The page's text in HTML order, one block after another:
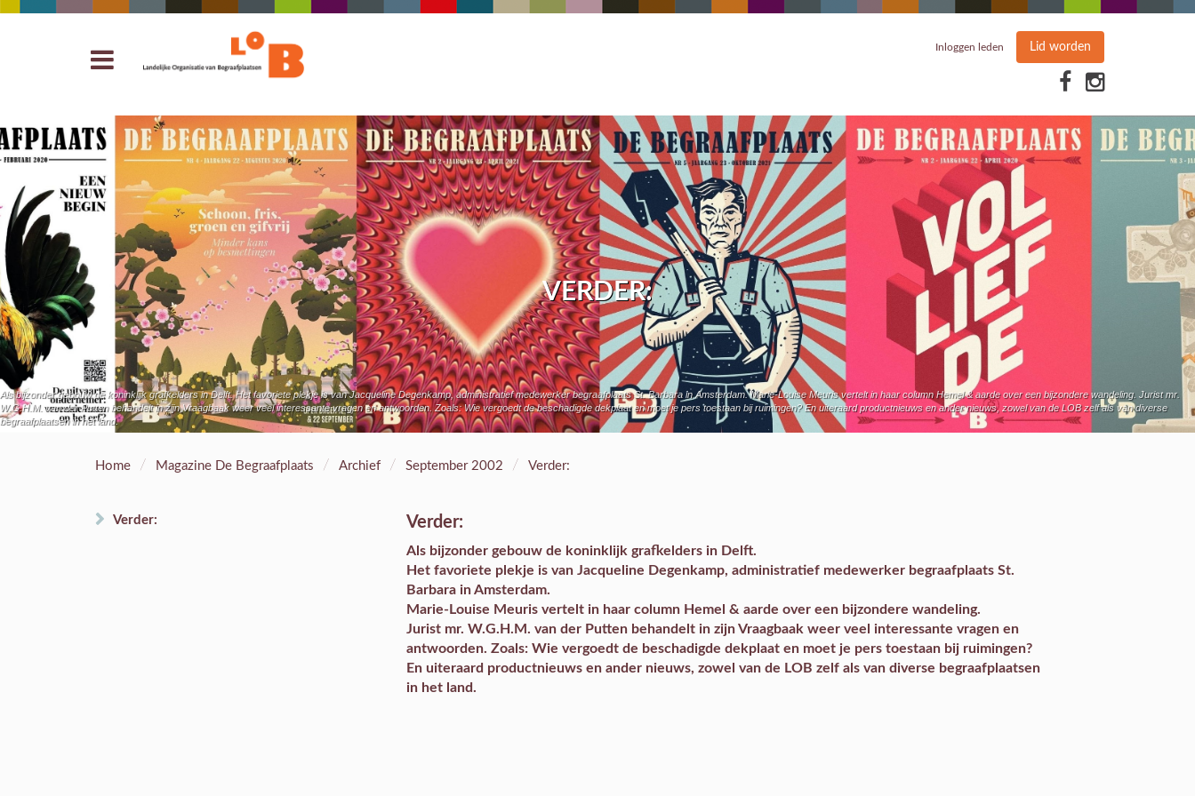
Inloggen leden Lid worden
VERDER:
Als bijzonder gebouw de koninklijk grafkelders in Delft. Het favoriete plekje is van Jacqueline Degenkamp, administratief medewerker begraafplaats St. Barbara in Amsterdam. Marie-Louise Meuris vertelt in haar column Hemel & aarde over een bijzondere wandeling. Jurist mr.
W.G.H.M. van der Putten behandelt in zijn Vraagbaak weer veel interessante vragen en antwoorden. Zoals: Wie vergoedt de beschadigde dekplaat en moet je pers toestaan bij ruimingen? En uiteraard productnieuws en ander nieuws, zowel van de LOB zelf als van diverse
begraafplaatsen in het land.
Home / Magazine De Begraafplaats / Archief / September 2002 / Verder:
Verder: Verder:
Als bijzonder gebouw de koninklijk grafkelders in Delft.
Het favoriete plekje is van Jacqueline Degenkamp, administratief medewerker begraafplaats St.
Barbara in Amsterdam.
Marie-Louise Meuris vertelt in haar column Hemel & aarde over een bijzondere wandeling.
Jurist mr. W.G.H.M. van der Putten behandelt in zijnVraagbaak weer veel interessante vragen en
antwoorden. Zoals: Wie vergoedt de beschadigde dekplaat en moet je pers toestaan bij ruimingen?
En uiteraard productnieuws en ander nieuws, zowel van de LOB zelf als van diverse begraafplaatsen
in het land.